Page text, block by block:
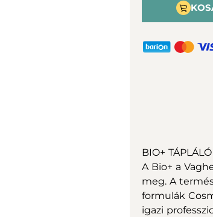
BIO+
A Bio+ a
meg. A
formulák
igazi